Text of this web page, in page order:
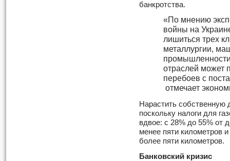
банкротства.
«По мнению
войны на
лишиться трех
металлургии,
отраслей может
перебоев с
отмечает
Нарастить собственную
поскольку налоги для
вдвое: с 28% до 55% от
менее пяти километров
более пяти километров.
Банковский кризис